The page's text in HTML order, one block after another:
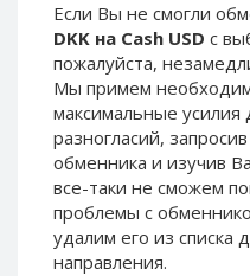
Если Вы не смогли
DKK на Cash USD с
пожалуйста,
Мы примем
максимальные
разногласий,
обменника и изучив
все-таки не сможем
проблемы c
удалим его из списка
направления.
Neteller USD
Neteller EUR
Neteller INR
Neteller PLN
Neteller GBP
Neteller NOK
Neteller SEK
PaySera USD